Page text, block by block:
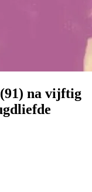
na vijftig